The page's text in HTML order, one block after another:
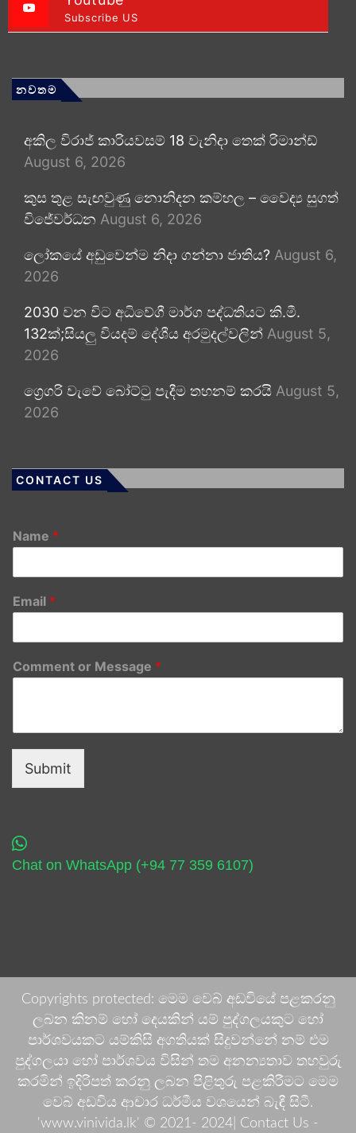
Subscribe US
නවතම
අකිල විරාජ් කාරියවසම් 18 වැනිදා තෙක් රිමාන්ඩ්
August 6, 2026
කුස තුළ සැඟවුණු නොනිදන කම්හල – වෛද්‍ය සුගත්
විජේවර්ධන August 6, 2026
ලෝකයේ අඩුවෙන්ම නිදා ගන්නා ජාතිය? August 6,
2026
2030 වන විට අධිවේගී මාර්ග පද්ධතියට කි.මී.
132ක්;සියලු වියදම් දේශීය අරමුදල්වලින් August 5,
2026
ග්‍රෙගරි වැවේ බෝට්ටු පැදීම තහනම් කරයි August 5,
2026
CONTACT US
Name *
Email *
Comment or Message *
Submit
Chat on WhatsApp (+94 77 359 6107)
Copyrights protected: මෙම වෙබ් අඩවියේ පළකරනු
ලබන කිනම් හෝ දෙයකින් යම් පුද්ගලයකුට හෝ
පාර්ශවයකට යම්කිසි අගතියක් සිදුවන්නේ නම් එම
පුද්ගලයා හෝ පාර්ශවය විසින් තම අනන්‍යතාව තහවුරු
කරමින් ඉදිරිපත් කරනු ලබන පිළිතුරු පළකිරීමට මෙම
වෙබ් අඩවිය ආචාර ධර්මීය වශයෙන් බැඳී සිටී.
'www.vinivida.lk' © 2021- 2024| Contact Us -